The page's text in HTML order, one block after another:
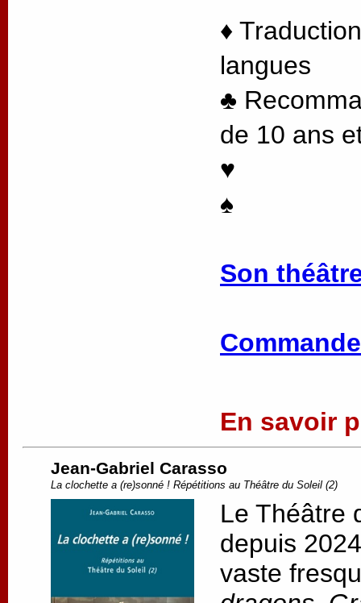
♦
langues
♣
de 10 ans
♥
♠
Son
En savoir
Jean-Gabriel Carasso
La clochette a (re)sonné ! Répétitions au Théâtre du Soleil (2)
Le Théâtre
depuis
vaste